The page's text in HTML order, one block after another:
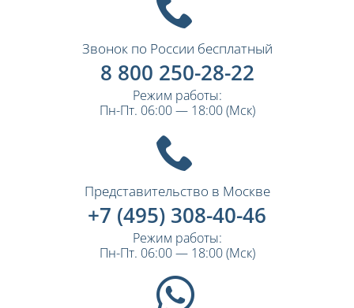
Звонок по России бесплатный
8 800 250-28-22
Режим работы:
Пн-Пт. 06:00 — 18:00 (Мск)
Представительство в Москве
+7 (495) 308-40-46
Режим работы:
Пн-Пт. 06:00 — 18:00 (Мск)